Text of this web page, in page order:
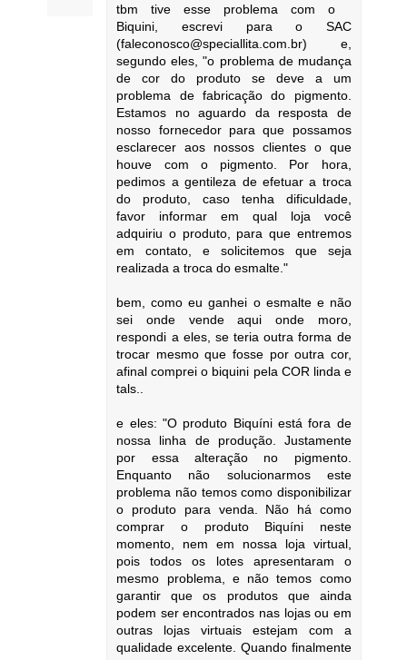
tbm tive esse problema com o
Biquini, escrevi para o SAC
(faleconosco@speciallita.com.br) e,
segundo eles, "o problema de mudança
de cor do produto se deve a um
problema de fabricação do pigmento.
Estamos no aguardo da resposta de
nosso fornecedor para que possamos
esclarecer aos nossos clientes o que
houve com o pigmento. Por hora,
pedimos a gentileza de efetuar a troca
do produto, caso tenha dificuldade,
favor informar em qual loja você
adquiriu o produto, para que entremos
em contato, e solicitemos que seja
realizada a troca do esmalte."
bem, como eu ganhei o esmalte e não
sei onde vende aqui onde moro,
respondi a eles, se teria outra forma de
trocar mesmo que fosse por outra cor,
afinal comprei o biquini pela COR linda e
tals..
e eles: "O produto Biquíni está fora de
nossa linha de produção. Justamente
por essa alteração no pigmento.
Enquanto não solucionarmos este
problema não temos como disponibilizar
o produto para venda. Não há como
comprar o produto Biquíni neste
momento, nem em nossa loja virtual,
pois todos os lotes apresentaram o
mesmo problema, e não temos como
garantir que os produtos que ainda
podem ser encontrados nas lojas ou em
outras lojas virtuais estejam com a
qualidade excelente. Quando finalmente